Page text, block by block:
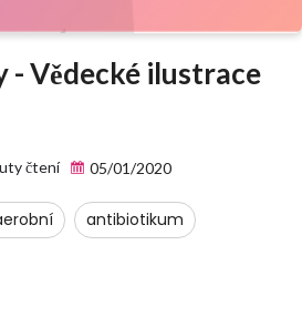
- Vědecké ilustrace
čtení 05/01/2020
antibiotikum